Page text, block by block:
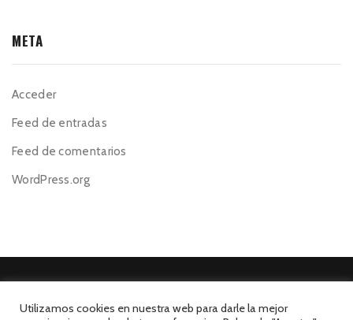
META
Acceder
Feed de entradas
Feed de comentarios
WordPress.org
Utilizamos cookies en nuestra web para darle la mejor